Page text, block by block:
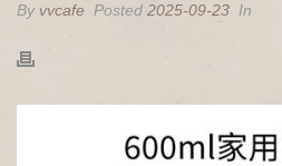
By vvcafe Posted 2025-09-23 In